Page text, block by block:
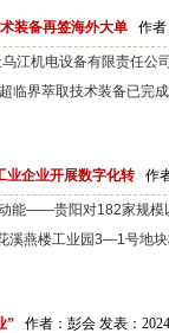
装备再签海外大单 作者
机电设备有限责任公
临界萃取技术装备已完
业企业开展数字化转 作
动能——贵阳对182家规
溪燕楼工业园3—1号地
” 作者：彭会 发表：